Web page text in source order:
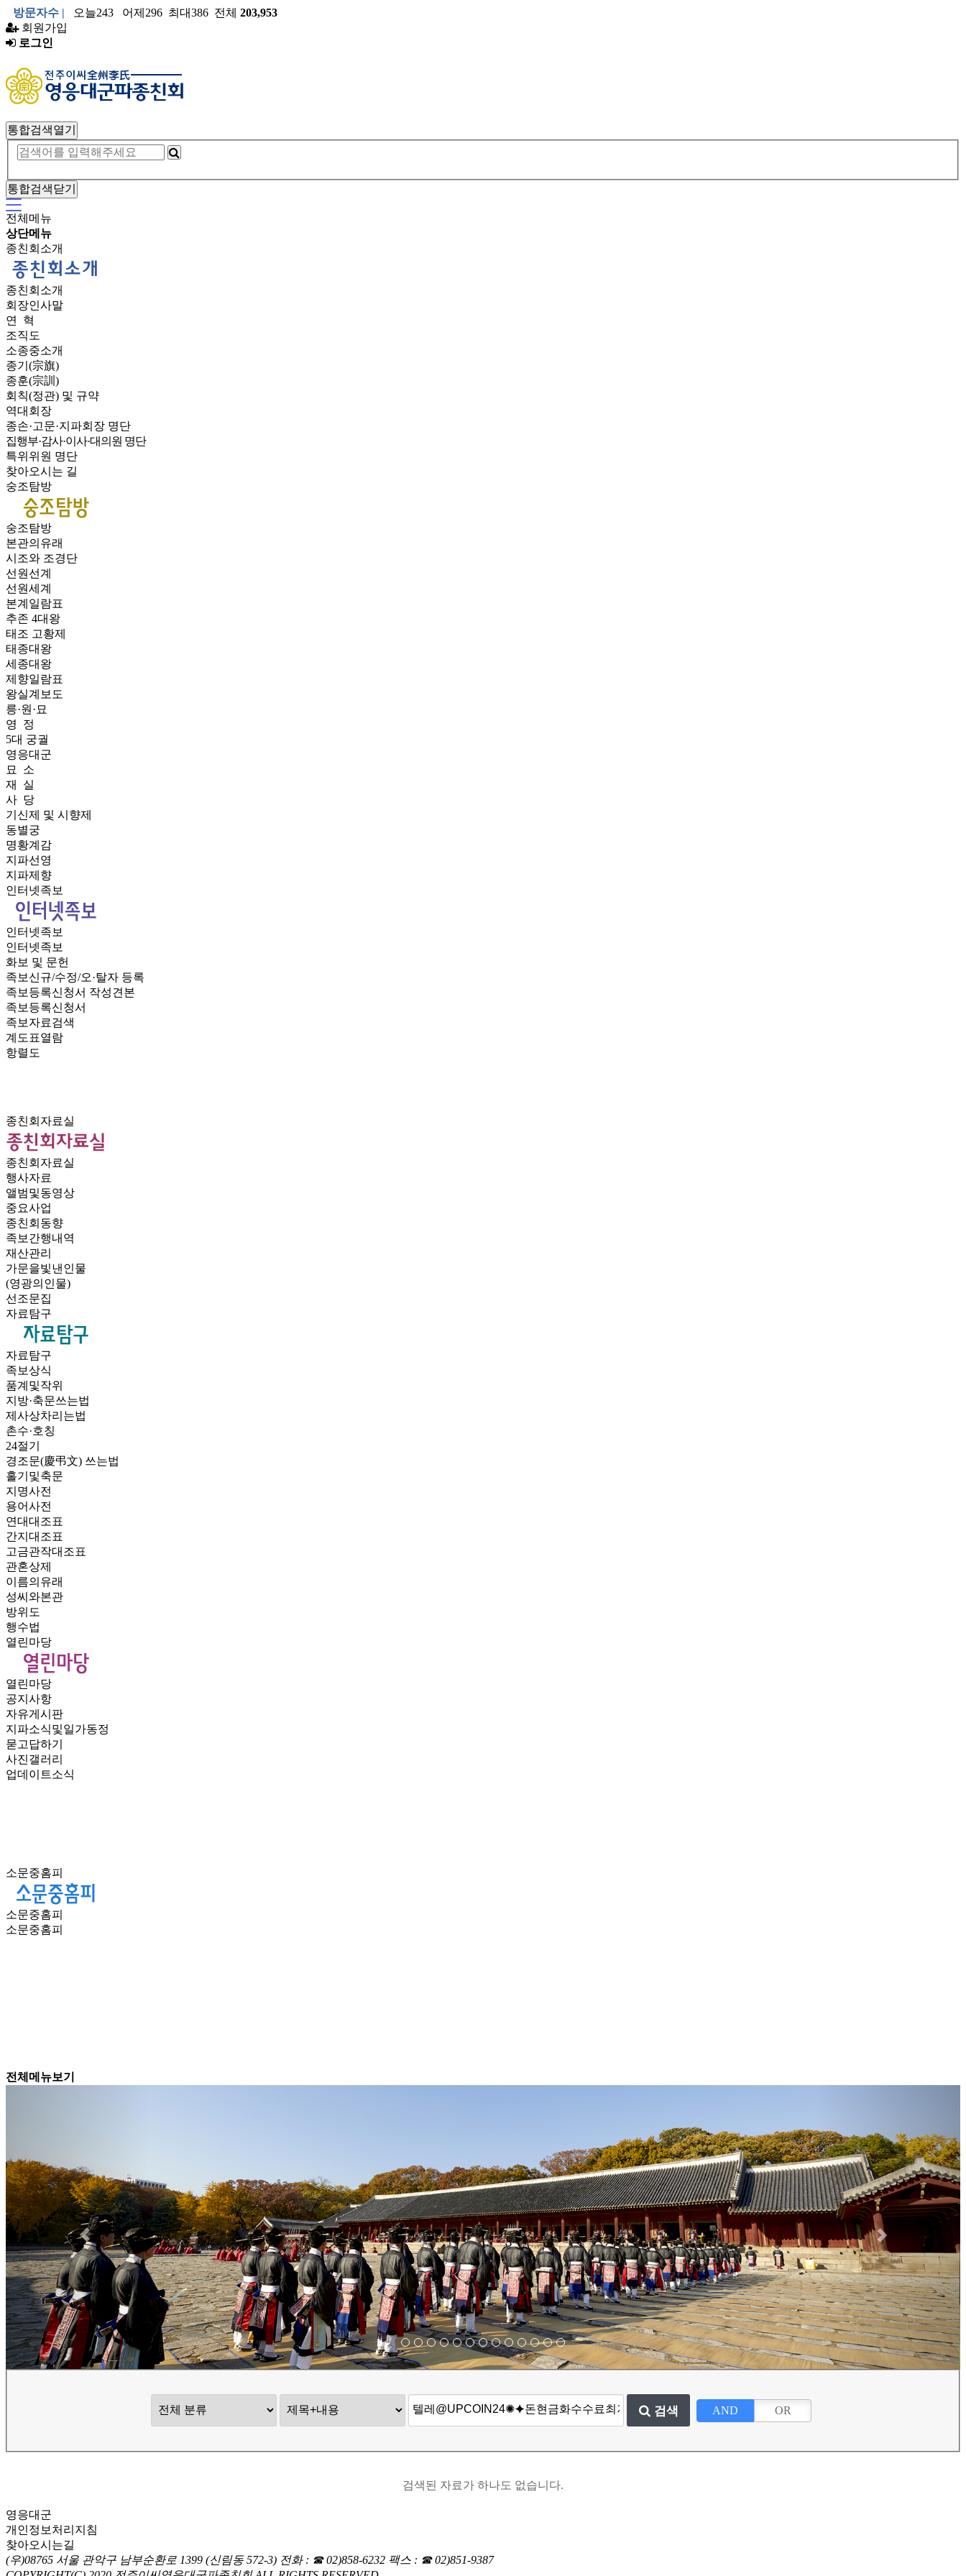
방문자수 | 오늘243 어제296 최대386 전체 203,953
회원가입
로그인
통합검색열기
통합검색닫기
전체메뉴
상단메뉴
종친회소개
종친회소개
회장인사말
연 혁
조직도
소종중소개
종기(宗旗)
종훈(宗訓)
회칙(정관) 및 규약
역대회장
종손·고문·지파회장 명단
집행부·감사·이사·대의원 명단
특위위원 명단
찾아오시는 길
숭조탐방
숭조탐방
본관의유래
시조와 조경단
선원선계
선원세계
본계일람표
추존 4대왕
태조 고황제
태종대왕
세종대왕
제향일람표
왕실계보도
릉·원·묘
영 정
5대 궁궐
영응대군
묘 소
재 실
사 당
기신제 및 시향제
동별궁
명황계감
지파선영
지파제향
인터넷족보
인터넷족보
인터넷족보
화보 및 문헌
족보신규/수정/오·탈자 등록
족보등록신청서 작성견본
족보등록신청서
족보자료검색
계도표열람
항렬도
종친회자료실
종친회자료실
행사자료
앨범및동영상
중요사업
종친회동향
족보간행내역
재산관리
가문을빛낸인물
(영광의인물)
선조문집
자료탐구
자료탐구
족보상식
품계및작위
지방·축문쓰는법
제사상차리는법
촌수·호칭
24절기
경조문(慶弔文) 쓰는법
홀기및축문
지명사전
용어사전
연대대조표
간지대조표
고금관작대조표
관혼상제
이름의유래
성씨와본관
방위도
행수법
열린마당
열린마당
공지사항
자유게시판
지파소식및일가동정
묻고답하기
사진갤러리
업데이트소식
소문중홈피
소문중홈피
소문중홈피
전체메뉴보기
검색 AND OR
검색된 자료가 하나도 없습니다.
영응대군
개인정보처리지침
찾아오시는길
(우)08765 서울 관악구 남부순환로 1399 (신림동 572-3) 전화 : ☎ 02)858-6232 팩스 : ☎ 02)851-9387